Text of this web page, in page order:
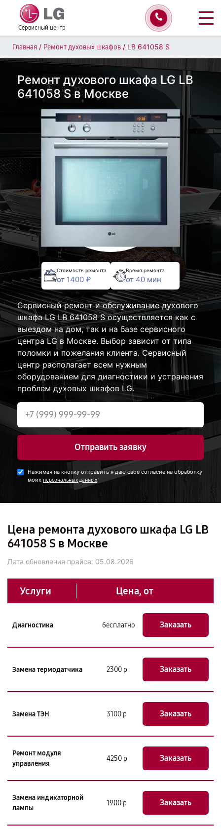
Сервисный центр
Главная / Ремонт духовых шкафов / LB 641058 S
Ремонт духового шкафа LG LB
641058 S в Москве
Стоимость ремонта
от 1400 ₽
Время ремонта
от 40 мин
Сервисный ремонт и обслуживание духового
шкафа LG LB 641058 S осуществляется как с
выездом на дом, так и на базе сервисного
центра LG в Москве. Выбор зависит от типа
поломки и пожелания клиента. Сервисный
центр располагает всем нужным
оборудованием для диагностики и устранения
проблем духовых шкафов LG.
Отправить заявку
Нажимая на кнопку отправить я даю свое согласие на обработку
моих персональных данных.
Цена ремонта духового шкафа LG LB
641058 S в Москве
Дата обновления прайса: 05.08.2026
Услуги Цена, от
Диагностика бесплатно Заказать
Замена термодатчика 2300 р Заказать
Замена ТЭН 3100 р Заказать
Ремонт модуля
управления
4250 р Заказать
Замена индикаторной
лампы
1900 р Заказать